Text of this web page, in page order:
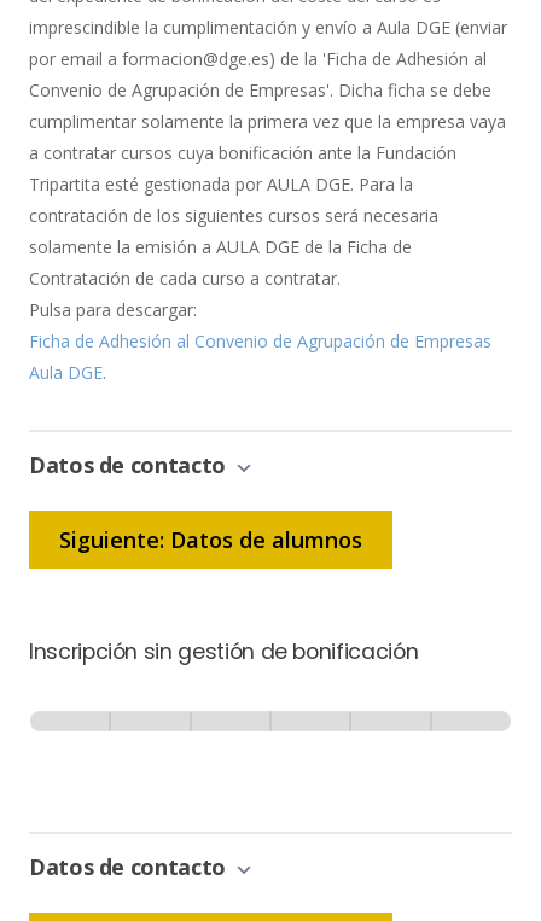
imprescindible la cumplimentación y envío a Aula DGE (enviar
por email a formacion@dge.es) de la 'Ficha de Adhesión al
Convenio de Agrupación de Empresas'. Dicha ficha se debe
cumplimentar solamente la primera vez que la empresa vaya
a contratar cursos cuya bonificación ante la Fundación
Tripartita esté gestionada por AULA DGE. Para la
contratación de los siguientes cursos será necesaria
solamente la emisión a AULA DGE de la Ficha de
Contratación de cada curso a contratar.
Pulsa para descargar:
Ficha de Adhesión al Convenio de Agrupación de Empresas
Aula DGE.
Datos de contacto
Siguiente: Datos de alumnos
Inscripción sin gestión de bonificación
-
Bonificación
Datos de contacto